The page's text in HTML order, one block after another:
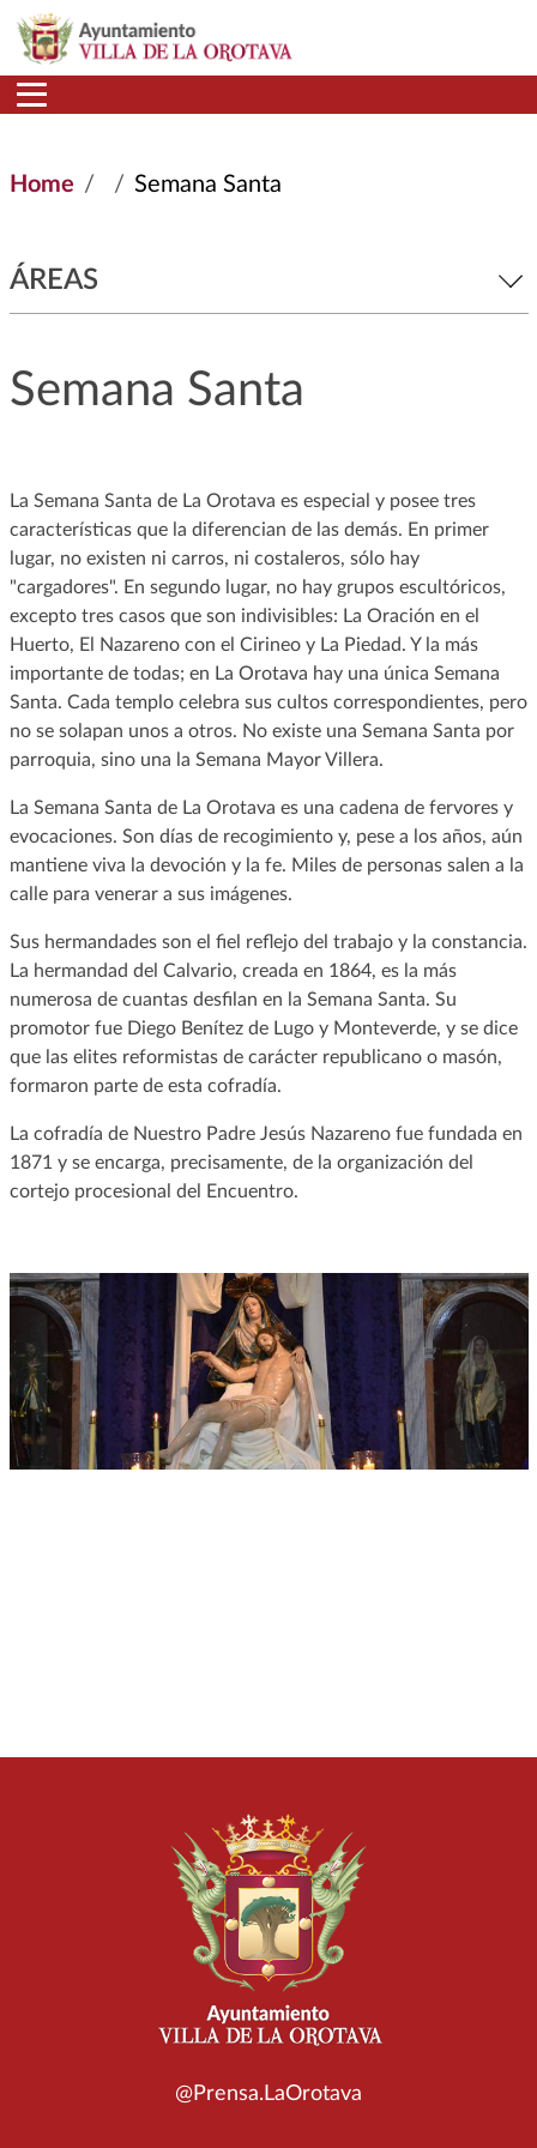
Skip to main content
Home Semana Santa
ÁREAS
Semana Santa
La Semana Santa de La Orotava es especial y posee tres
características que la diferencian de las demás. En primer
lugar, no existen ni carros, ni costaleros, sólo hay
"cargadores". En segundo lugar, no hay grupos escultóricos,
excepto tres casos que son indivisibles: La Oración en el
Huerto, El Nazareno con el Cirineo y La Piedad. Y la más
importante de todas; en La Orotava hay una única Semana
Santa. Cada templo celebra sus cultos correspondientes, pero
no se solapan unos a otros. No existe una Semana Santa por
parroquia, sino una la Semana Mayor Villera.
La Semana Santa de La Orotava es una cadena de fervores y
evocaciones. Son días de recogimiento y, pese a los años, aún
mantiene viva la devoción y la fe. Miles de personas salen a la
calle para venerar a sus imágenes.
Sus hermandades son el fiel reflejo del trabajo y la constancia.
La hermandad del Calvario, creada en 1864, es la más
numerosa de cuantas desfilan en la Semana Santa. Su
promotor fue Diego Benítez de Lugo y Monteverde, y se dice
que las elites reformistas de carácter republicano o masón,
formaron parte de esta cofradía.
La cofradía de Nuestro Padre Jesús Nazareno fue fundada en
1871 y se encarga, precisamente, de la organización del
cortejo procesional del Encuentro.
@Prensa.LaOrotava